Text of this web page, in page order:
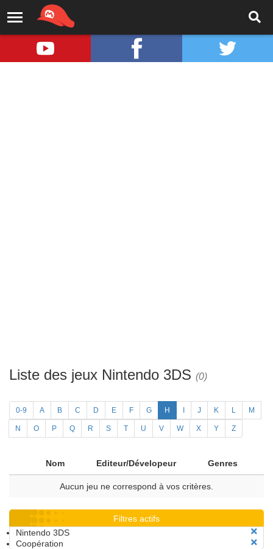
Liste des jeux Nintendo 3DS (0)
0-9 A B C D E F G H J K L M
N O P Q R S T U V W X Y Z
Nom Editeur/Dévelopeur Genres
Aucun jeu ne correspond à vos critères.
Filtres actifs
Nintendo 3DS
Coopération